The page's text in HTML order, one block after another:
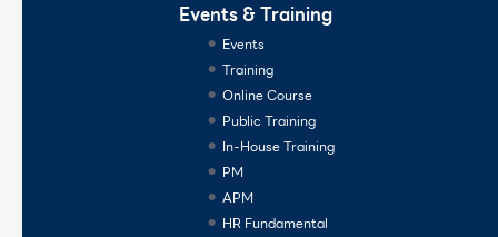
Events & Training
Events
Training
Online Course
Public Training
In-House Training
PM
APM
HR Fundamental